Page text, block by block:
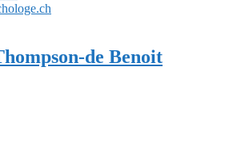
de Benoit